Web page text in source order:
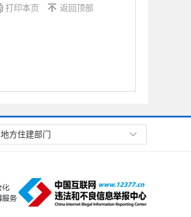
打印本页 返回顶部
地方住建部门